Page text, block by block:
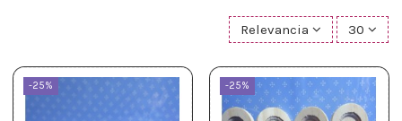
Relevancia 30
-25% -25%